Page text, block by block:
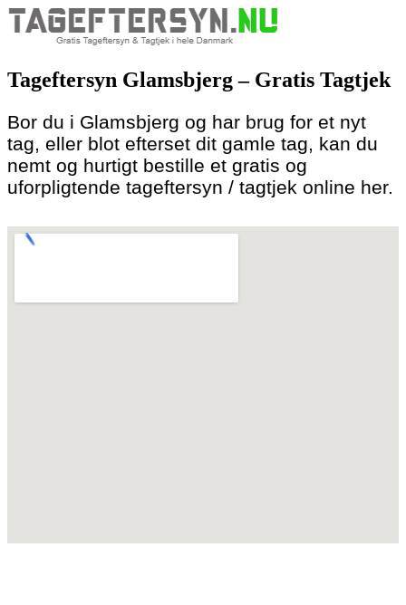
to
content
Tageftersyn Glamsbjerg – Gratis Tagtjek
Bor du i Glamsbjerg og har brug for et nyt
tag, eller blot efterset dit gamle tag, kan du
nemt og hurtigt bestille et gratis og
uforpligtende tageftersyn / tagtjek online her.